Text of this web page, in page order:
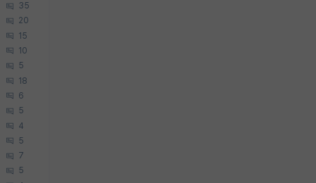
35
20
15
10
5
18
6
5
4
5
7
5